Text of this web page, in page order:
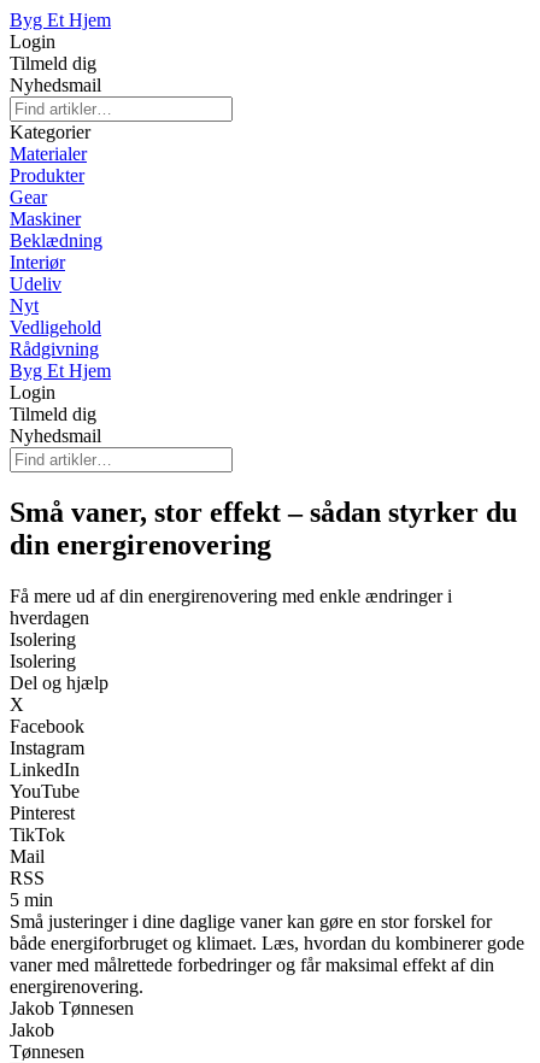
Byg Et Hjem
Login
Tilmeld dig
Nyhedsmail
Kategorier
Materialer
Produkter
Gear
Maskiner
Beklædning
Interiør
Udeliv
Nyt
Vedligehold
Rådgivning
Byg Et Hjem
Login
Tilmeld dig
Nyhedsmail
Små vaner, stor effekt – sådan styrker du
din energirenovering
Få mere ud af din energirenovering med enkle ændringer i
hverdagen
Isolering
Isolering
Del og hjælp
X
Facebook
Instagram
LinkedIn
YouTube
Pinterest
TikTok
Mail
RSS
5 min
Små justeringer i dine daglige vaner kan gøre en stor forskel for
både energiforbruget og klimaet. Læs, hvordan du kombinerer gode
vaner med målrettede forbedringer og får maksimal effekt af din
energirenovering.
Jakob Tønnesen
Jakob
Tønnesen